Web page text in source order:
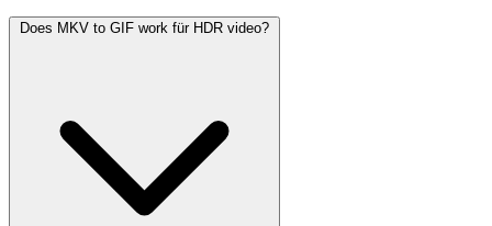
Does MKV to GIF work für HDR video?